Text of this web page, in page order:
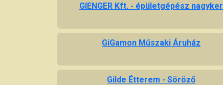
GIENGER Kft. - épületgépész nagyker
GiGamon Műszaki Áruház
Gilde Étterem - Söröző